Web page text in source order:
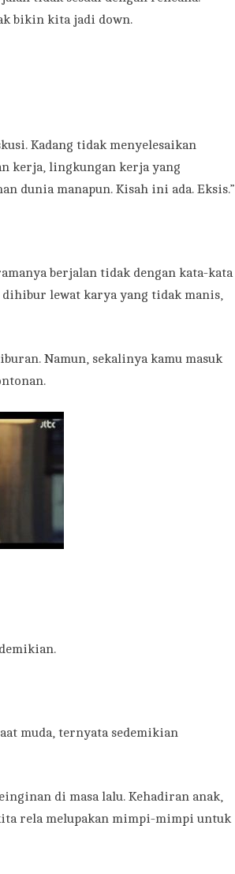
bikin kita jadi down.
Kadang tidak menyelesaikan
kerja, lingkungan kerja yang
dunia manapun. Kisah ini ada. Eksis.”
berjalan tidak dengan kata-kata
lewat karya yang tidak manis,
Namun, sekalinya kamu masuk
muda, ternyata sedemikian
di masa lalu. Kehadiran anak,
rela melupakan mimpi-mimpi untuk